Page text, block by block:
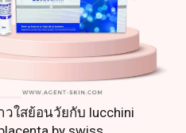
ใสย้อนวัยกับ lucchini